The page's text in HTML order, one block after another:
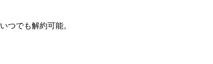
つでも解約可能。